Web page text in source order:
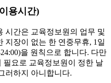
용시간)
시간은 교육정보원의 업무 및
지장이 없는 한 연중무휴, 1일
을 원칙으로 합니다. 다만
필요로 교육정보원이 정한 날
러하지 아니합니다.